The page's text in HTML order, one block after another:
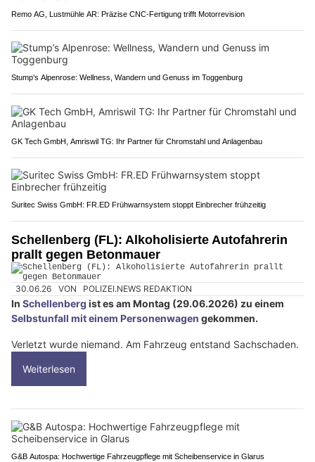
Remo AG, Lustmühle AR: Präzise CNC-Fertigung trifft Motorrevision
Stump’s Alpenrose: Wellness, Wandern und Genuss im Toggenburg
GK Tech GmbH, Amriswil TG: Ihr Partner für Chromstahl und Anlagenbau
Suritec Swiss GmbH: FR.ED Frühwarnsystem stoppt Einbrecher frühzeitig
Schellenberg (FL): Alkoholisierte Autofahrerin
prallt gegen Betonmauer
30.06.26 VON POLIZEI.NEWS REDAKTION
In Schellenberg ist es am Montag (29.06.2026) zu einem
Selbstunfall mit einem Personenwagen gekommen.
Verletzt wurde niemand. Am Fahrzeug entstand Sachschaden.
Weiterlesen
G&B Autospa: Hochwertige Fahrzeugpflege mit Scheibenservice in Glarus